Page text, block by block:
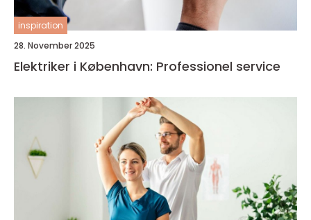
inspiration
28. November 2025
Elektriker i København: Professionel service